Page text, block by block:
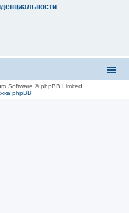
Software © phpBB Limited
phpBB